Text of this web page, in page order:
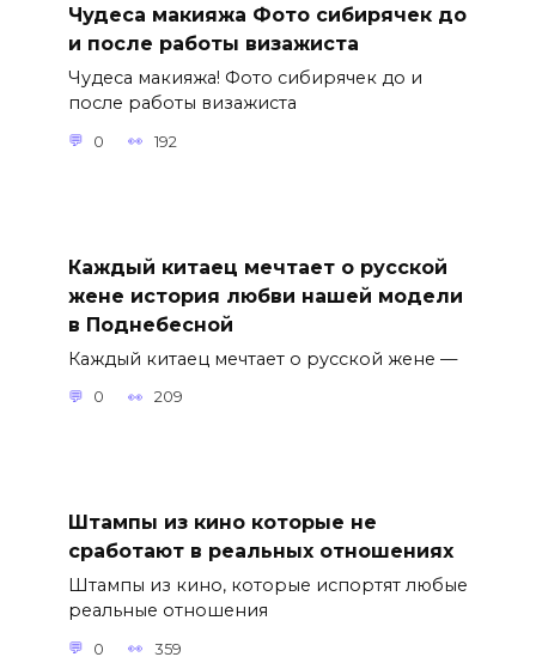
Чудеса макияжа Фото сибирячек до
и после работы визажиста
Чудеса макияжа! Фото сибирячек до и
после работы визажиста
0 192
Каждый китаец мечтает о русской
жене история любви нашей модели
в Поднебесной
Каждый китаец мечтает о русской жене —
0 209
Штампы из кино которые не
сработают в реальных отношениях
Штампы из кино, которые испортят любые
реальные отношения
0 359